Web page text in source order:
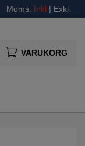
Moms: Inkl | Exkl
VARUKORG